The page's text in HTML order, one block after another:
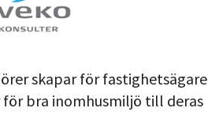
skapar för fastighetsägare
för bra inomhusmiljö till deras